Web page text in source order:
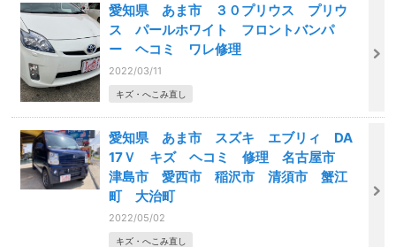
愛知県 あま市 ３０プリウス プリウ
ス パールホワイト フロントバンパ
ー ヘコミ ワレ修理
2022/03/11
キズ・へこみ直し
愛知県 あま市 スズキ エブリィ DA
17Ｖ キズ ヘコミ 修理 名古屋市
津島市 愛西市 稲沢市 清須市 蟹江
町 大治町
2022/05/02
キズ・へこみ直し